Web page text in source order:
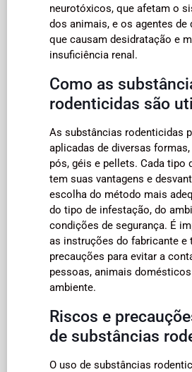
neurotóxicos, que afetam o
dos animais, e os agentes de
que causam desidratação e
insuficiência renal.
Como as
rodenticidas são
As substâncias rodenticidas
aplicadas de diversas
pós, géis e pellets. Cada tipo
tem suas vantagens e
escolha do método mais
do tipo de infestação, do
condições de segurança. É
as instruções do fabricante e
precauções para evitar a
pessoas, animais
ambiente.
Riscos e
de substâncias
O uso de substâncias